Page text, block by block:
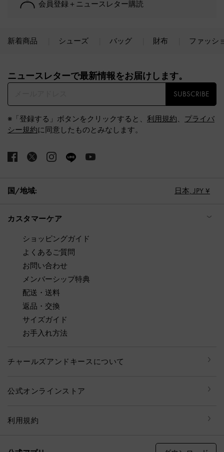
会員登録＋ニュースレター購読
新着商品 シューズ バッグ 財布 ファッシ
ニュースレターで最新情報をお届けします。​
SUBSCRIBE
※「登録する」ボタンをクリックすると、 利用規約、 プライバ
シー規約に同意したものとみなします。
国/地域: 日本, JPY ¥
カスタマーケア
ショッピングガイド
よくあるご質問
お問い合わせ
メンバーシップ特典
配送・送料
返品・交換
サイズガイド
お手入れ方法
チャールズアンドキースについて
公式オンラインストア
利用規約